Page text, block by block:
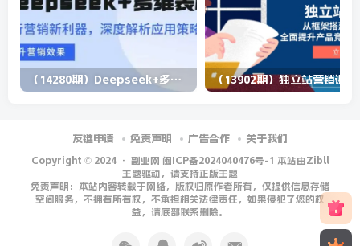
（14280期）Deepseek+多维表格，银行营销新利器，深度解析应用策略，提升营销效果
友链申请 免责声明 广告合作 关于我们
Copyright © 2024 · 副业网 闽ICP备2024040476号-1 本站由Zibll
主题驱动，请支持正版主题
免责声明：本站内容转载于网络，版权归原作者所有，仅提供信息存储
空间服务，不拥有所有权，不承担相关法律责任，如果侵犯了您的权
益，请底部联系删除。